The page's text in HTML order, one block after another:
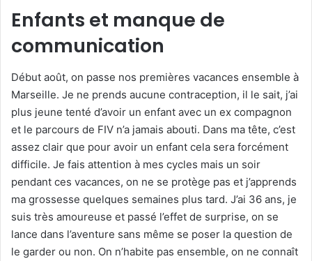
Enfants et manque de
communication
Début août, on passe nos premières vacances ensemble à
Marseille. Je ne prends aucune contraception, il le sait, j’ai
plus jeune tenté d’avoir un enfant avec un ex compagnon
et le parcours de FIV n’a jamais abouti. Dans ma tête, c’est
assez clair que pour avoir un enfant cela sera forcément
difficile. Je fais attention à mes cycles mais un soir
pendant ces vacances, on ne se protège pas et j’apprends
ma grossesse quelques semaines plus tard. J’ai 36 ans, je
suis très amoureuse et passé l’effet de surprise, on se
lance dans l’aventure sans même se poser la question de
le garder ou non. On n’habite pas ensemble, on ne connaît